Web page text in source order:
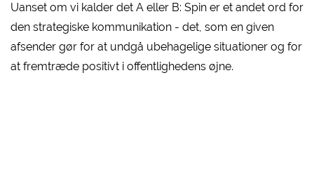
Uanset om vi kalder det A eller B: Spin er et andet ord for
den strategiske kommunikation - det, som en given
afsender gør for at undgå ubehagelige situationer og for
at fremtræde positivt i offentlighedens øjne.